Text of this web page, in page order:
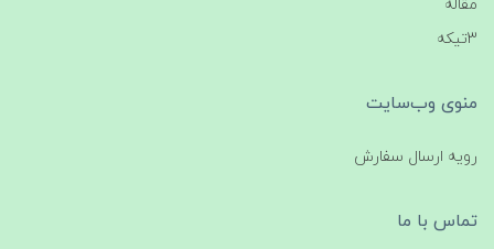
مقاله
3تیکه
منوی وب‌سایت
رویه ارسال سفارش
تماس با ما